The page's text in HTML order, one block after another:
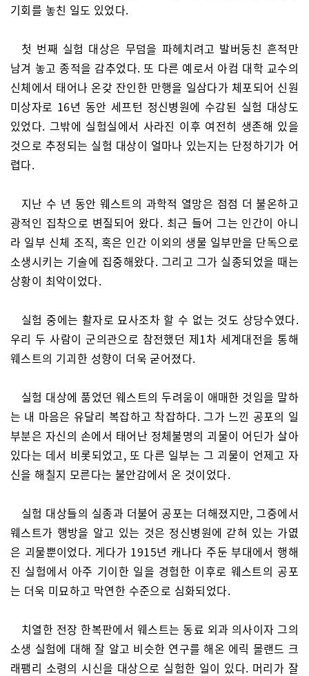
기회를 놓친 일도 있었다.
첫 번째 실험 대상은 무덤을 파헤치려고 발버둥친 흔적만
남겨 놓고 종적을 감추었다. 또 다른 예로서 아컴 대학 교수의
신체에서 태어나 온갖 잔인한 만행을 일삼다가 체포되어 신원
미상자로 16년 동안 세프턴 정신병원에 수감된 실험 대상도
있었다. 그밖에 실험실에서 사라진 이후 여전히 생존해 있을
것으로 추정되는 실험 대상이 얼마나 있는지는 단정하기가 어
렵다.
지난 수 년 동안 웨스트의 과학적 열망은 점점 더 불온하고
광적인 집착으로 변질되어 왔다. 최근 들어 그는 인간이 아니
라 일부 신체 조직, 혹은 인간 이외의 생물 일부만을 단독으로
소생시키는 기술에 집중해왔다. 그리고 그가 실종되었을 때는
상황이 최악이었다.
실험 중에는 활자로 묘사조차 할 수 없는 것도 상당수였다.
우리 두 사람이 군의관으로 참전했던 제1차 세계대전을 통해
웨스트의 기괴한 성향이 더욱 굳어졌다.
실험 대상에 품었던 웨스트의 두려움이 애매한 것임을 말하
는 내 마음은 유달리 복잡하고 착잡하다. 그가 느낀 공포의 일
부분은 자신의 손에서 태어난 정체불명의 괴물이 어딘가 살아
있다는 데서 비롯되었고, 또 다른 일부는 그 괴물이 언제고 자
신을 해칠지 모른다는 불안감에서 온 것이었다.
실험 대상들의 실종과 더불어 공포는 더해졌지만, 그중에서
웨스트가 행방을 알고 있는 것은 정신병원에 갇혀 있는 가엾
은 괴물뿐이었다. 게다가 1915년 캐나다 주둔 부대에서 행해
진 실험에서 아주 기이한 일을 경험한 이후로 웨스트의 공포
는 더욱 미묘하고 막연한 수준으로 심화되었다.
치열한 전장 한복판에서 웨스트는 동료 외과 의사이자 그의
소생 실험에 대해 잘 알고 비슷한 연구를 해온 에릭 몰랜드 크
래팸리 소령의 시신을 대상으로 실험한 일이 있다. 머리가 잘